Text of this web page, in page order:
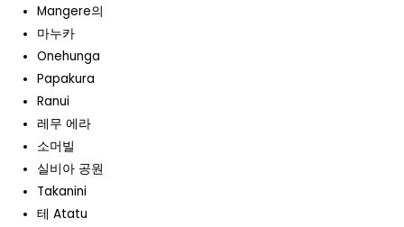
Mangere의
마누카
Onehunga
Papakura
Ranui
레무 에라
소머빌
실비아 공원
Takanini
테 Atatu